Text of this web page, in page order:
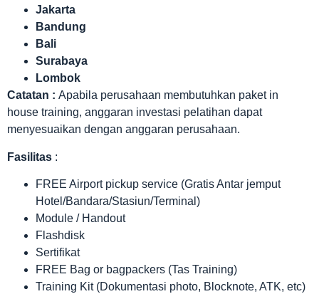
Jakarta
Bandung
Bali
Surabaya
Lombok
Catatan : Apabila perusahaan membutuhkan paket in
house training, anggaran investasi pelatihan dapat
menyesuaikan dengan anggaran perusahaan.
Fasilitas :
FREE Airport pickup service (Gratis Antar jemput
Hotel/Bandara/Stasiun/Terminal)
Module / Handout
Flashdisk
Sertifikat
FREE Bag or bagpackers (Tas Training)
Training Kit (Dokumentasi photo, Blocknote, ATK, etc)